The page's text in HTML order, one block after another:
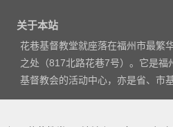
关于本站
花巷基督教堂就座落在福州市最繁
之处（817北路花巷7号）。它是福
基督教会的活动中心，亦是省、市